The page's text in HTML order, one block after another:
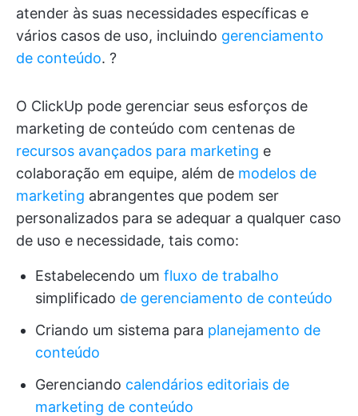
atender às suas necessidades específicas e
vários casos de uso, incluindo gerenciamento
de conteúdo. ?
O ClickUp pode gerenciar seus esforços de
marketing de conteúdo com centenas de
recursos avançados para marketing e
colaboração em equipe, além de modelos de
marketing abrangentes que podem ser
personalizados para se adequar a qualquer caso
de uso e necessidade, tais como:
Estabelecendo um fluxo de trabalho
simplificado de gerenciamento de conteúdo
Criando um sistema para planejamento de
conteúdo
Gerenciando calendários editoriais de
marketing de conteúdo